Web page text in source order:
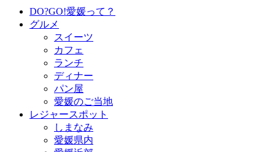
DO?GO!愛媛って？
グルメ
スイーツ
カフェ
ランチ
ディナー
パン屋
愛媛のご当地
レジャースポット
しまなみ
愛媛県内